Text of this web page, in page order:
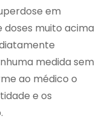
em
doses muito acima
medida sem
ao médico o
e os